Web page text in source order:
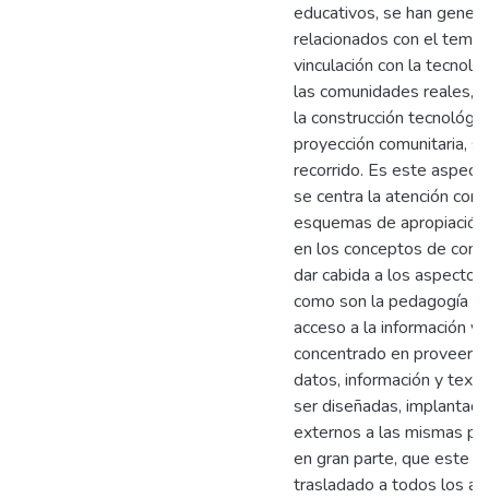
educativos, se han
relacionados con el tema
vinculación con la
las comunidades reales,
la construcción
proyección comunitaria,
recorrido. Es este
se centra la atención
esquemas de
en los conceptos de
dar cabida a los
como son la pedagogía
acceso a la información
concentrado en proveer
datos, información y
ser diseñadas,
externos a las mismas
en gran parte, que este
trasladado a todos los